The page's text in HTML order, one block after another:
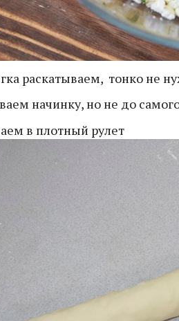
раскатываем, тонко не
начинку, но не до
в плотный рулет